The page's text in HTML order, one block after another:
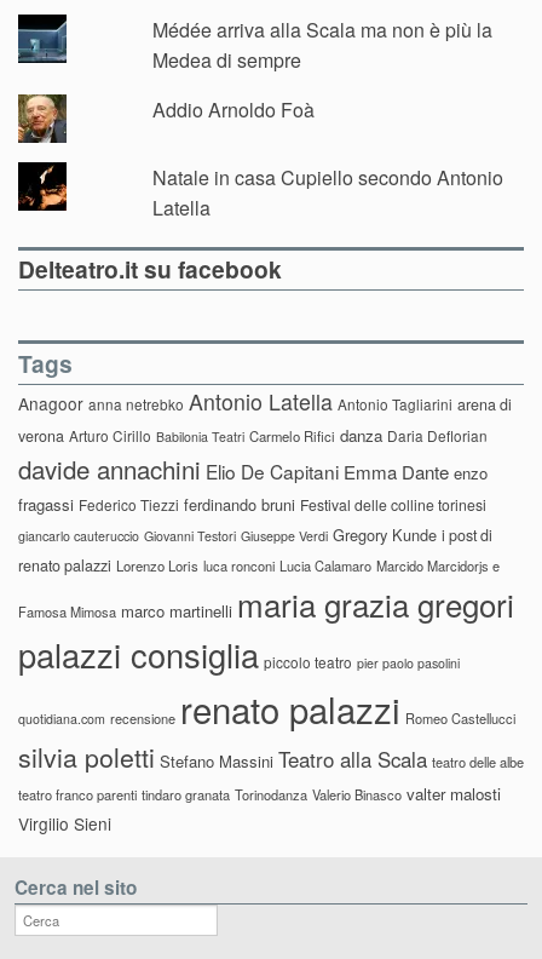
Médée arriva alla Scala ma non è più la
Medea di sempre
Addio Arnoldo Foà
Natale in casa Cupiello secondo Antonio
Latella
Delteatro.it su facebook
Tags
Anagoor anna netrebko Antonio Latella Antonio Tagliarini arena di
verona Arturo Cirillo Babilonia Teatri Carmelo Rifici danza Daria Deflorian
davide annachini Elio De Capitani Emma Dante enzo
fragassi Federico Tiezzi ferdinando bruni Festival delle colline torinesi
giancarlo cauteruccio Giovanni Testori Giuseppe Verdi Gregory Kunde i post di
renato palazzi Lorenzo Loris luca ronconi Lucia Calamaro Marcido Marcidorjs e
Famosa Mimosa marco martinelli maria grazia gregori
palazzi consiglia piccolo teatro pier paolo pasolini
quotidiana.com recensione renato palazzi Romeo Castellucci
silvia poletti Stefano Massini Teatro alla Scala teatro delle albe
teatro franco parenti tindaro granata Torinodanza Valerio Binasco valter malosti
Virgilio Sieni
Cerca nel sito